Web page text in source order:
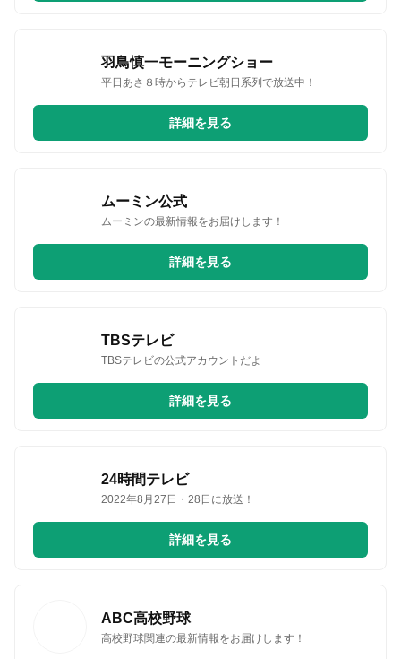
羽鳥慎一モーニングショー
平日あさ８時からテレビ朝日系列で放送中！
詳細を見る
ムーミン公式
ムーミンの最新情報をお届けします！
詳細を見る
TBSテレビ
TBSテレビの公式アカウントだよ
詳細を見る
24時間テレビ
2022年8月27日・28日に放送！
詳細を見る
ABC高校野球
高校野球関連の最新情報をお届けします！